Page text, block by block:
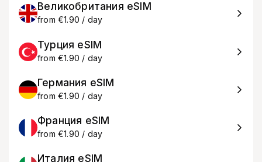
Великобритания eSIM
from €1.90 / day
Турция eSIM
from €1.90 / day
Германия eSIM
from €1.90 / day
Франция eSIM
from €1.90 / day
Италия eSIM